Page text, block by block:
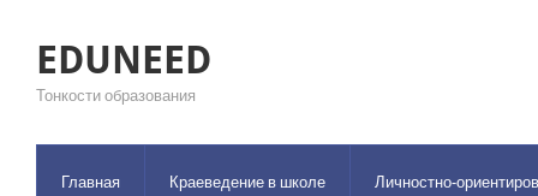
EDUNEED
Тонкости образования
Главная Краеведение в школе Личностно-